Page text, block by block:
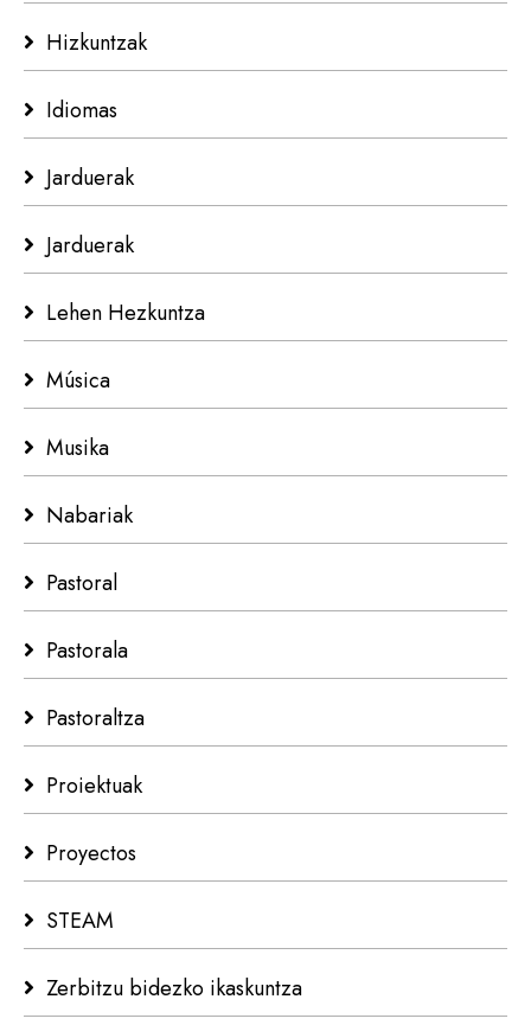
Hizkuntzak
Idiomas
Jarduerak
Jarduerak
Lehen Hezkuntza
Música
Musika
Nabariak
Pastoral
Pastorala
Pastoraltza
Proiektuak
Proyectos
STEAM
Zerbitzu bidezko ikaskuntza